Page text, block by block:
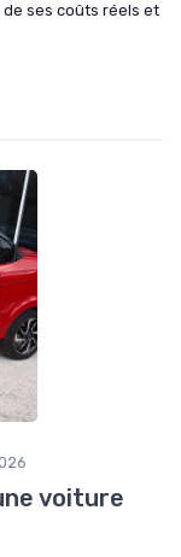
de ses coûts réels et
voiture